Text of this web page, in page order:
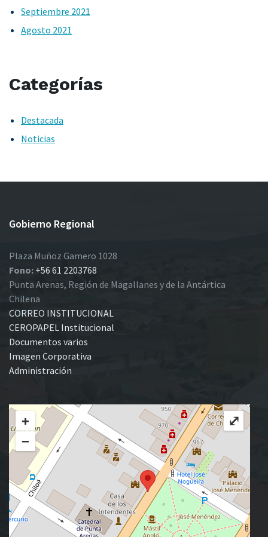
Septiembre 2021
Agosto 2021
Categorías
Destacada
Noticias
Gobierno Regional
Plaza Muñoz Gamero 1028
Fono: +56 61 2203768
Punta Arenas, Región de Magallanes y de la Antártica
Chilena
CORREO INSTITUCIONAL
CEROPAPEL Institucional
Documentos varios
Imagen Corporativa
Administración
+
−
⤢